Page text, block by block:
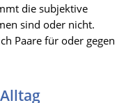
die subjektive
sind oder nicht.
Paare für oder gegen